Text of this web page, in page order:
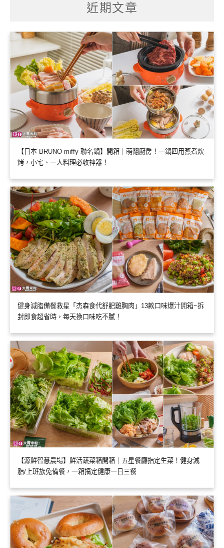
近期文章
【日本 BRUNO miffy 聯名鍋】開箱｜萌翻廚房！一鍋四用蒸煮炊
烤，小宅、一人料理必收神器！
健身減脂備餐救星「杰森食代舒肥雞胸肉」13款口味爆汁開箱~拆
封即食超省時，每天換口味吃不膩！
【源鮮智慧農場】鮮活蔬菜箱開箱｜五星餐廳指定生菜！健身減
脂/上班族免備餐，一箱搞定健康一日三餐